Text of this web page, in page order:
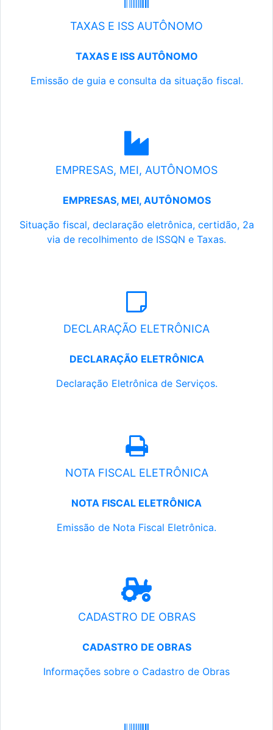
TAXAS E ISS AUTÔNOMO
TAXAS E ISS AUTÔNOMO
Emissão de guia e consulta da situação fiscal.
EMPRESAS, MEI, AUTÔNOMOS
EMPRESAS, MEI, AUTÔNOMOS
Situação fiscal, declaração eletrônica, certidão, 2a
via de recolhimento de ISSQN e Taxas.
DECLARAÇÃO ELETRÔNICA
DECLARAÇÃO ELETRÔNICA
Declaração Eletrônica de Serviços.
NOTA FISCAL ELETRÔNICA
NOTA FISCAL ELETRÔNICA
Emissão de Nota Fiscal Eletrônica.
CADASTRO DE OBRAS
CADASTRO DE OBRAS
Informações sobre o Cadastro de Obras